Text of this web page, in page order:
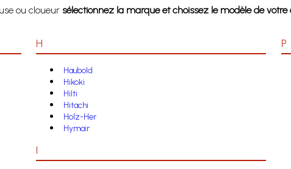
ou cloueur sélectionnez la marque et choissez le modèle de votre
H
Haubold
Hikoki
Hilti
Hitachi
Holz-Her
Hymair
I
P